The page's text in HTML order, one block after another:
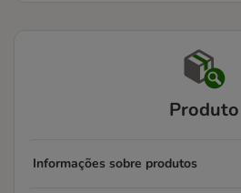
Produto
Informações sobre produtos